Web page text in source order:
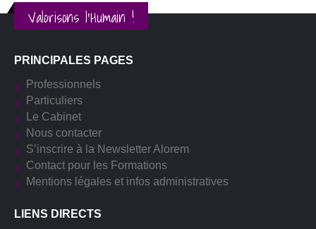
Valorisons l'Humain !
PRINCIPALES PAGES
Professionnels
Particuliers
Le Cabinet
Nous contacter
S’inscrire à la Newsletter Alorem
Contact pour les Formations
Mentions légales et infos administratives
LIENS DIRECTS